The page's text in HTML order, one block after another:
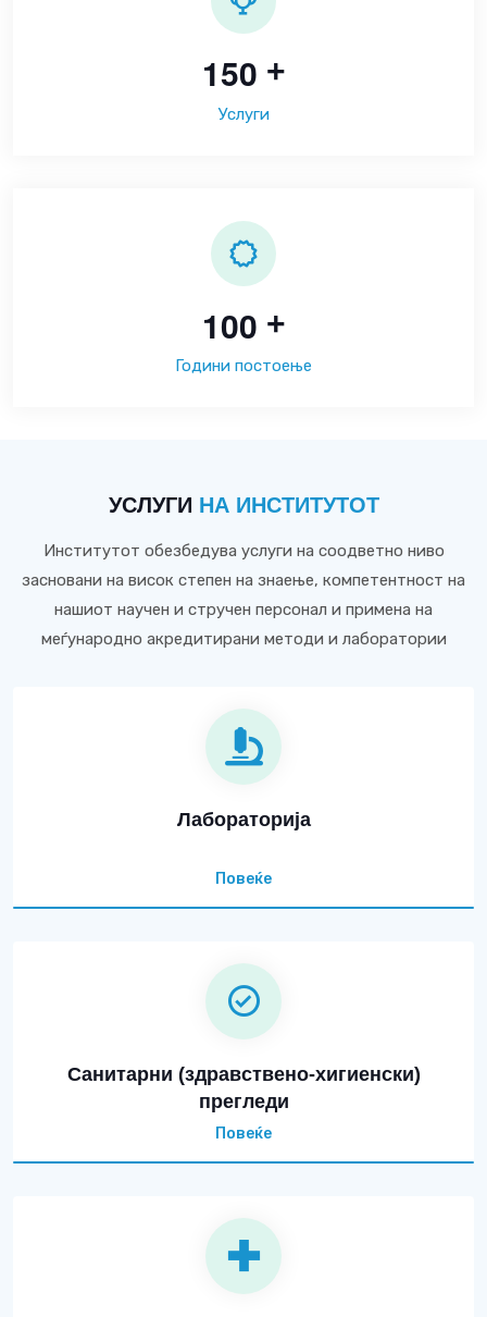
150 +
Услуги
100 +
Години постоење
УСЛУГИ НА ИНСТИТУТОТ
Институтот обезбедува услуги на соодветно ниво
засновани на висок степен на знаење, компетентност на
нашиот научен и стручен персонал и примена на
меѓународно акредитирани методи и лаборатории
Лабораторија
Повеќе
Санитарни (здравствено-хигиенски)
прегледи
Повеќе